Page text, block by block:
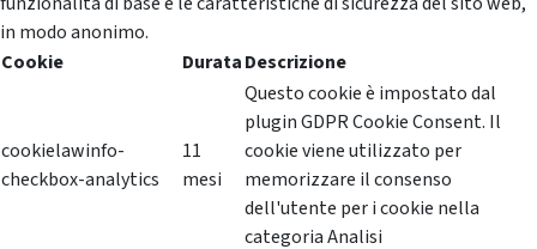
in modo anonimo.
Cookie
DurataDescrizione
cookielawinfo-
checkbox-analytics
11
mesi
Questo cookie è impostato dal
plugin GDPR Cookie Consent. Il
cookie viene utilizzato per
memorizzare il consenso
dell'utente per i cookie nella
categoria Analisi